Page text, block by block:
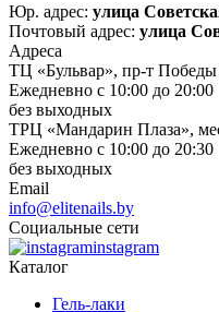
Юр. адрес: улица
Почтовый адрес: улица
Адреса
ТЦ «Бульвар», пр-т Победы
Ежедневно с 10:00 до 20:00
без выходных
ТРЦ «Мандарин Плаза»,
Ежедневно с 10:00 до 20:30
без выходных
Email
info@elitenails.by
Социальные сети
instagram
Каталог
Гель-лаки